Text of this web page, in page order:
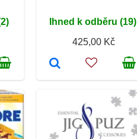
Ihned k odběru (19)
425,00 Kč